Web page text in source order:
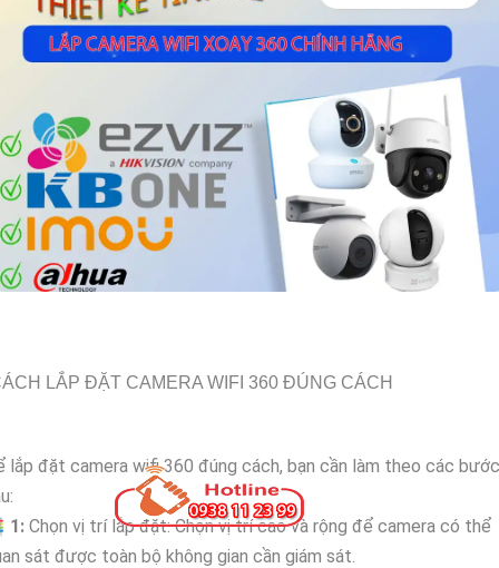
LẮP ĐẶT CAMERA WIFI 360 ĐÚNG CÁCH
lắp đặt camera wifi 360 đúng cách, bạn cần làm theo các bước
1: Chọn vị trí lắp đặt: Chọn vị trí cao và rộng để camera có thể
sát được toàn bộ không gian cần giám sát.